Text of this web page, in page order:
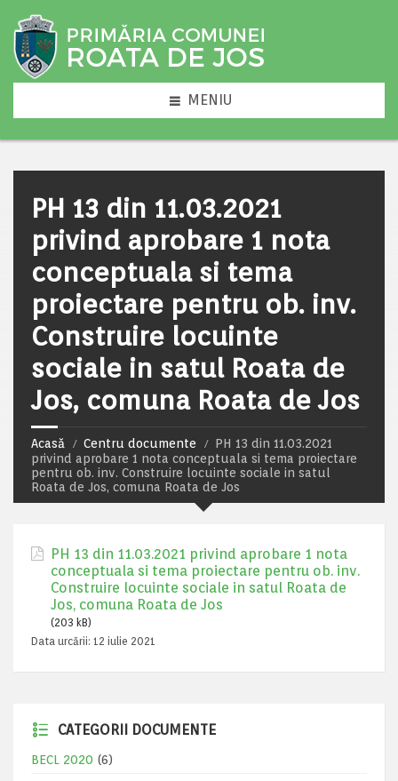
MENIU
PH 13 din 11.03.2021
privind aprobare 1 nota
conceptuala si tema
proiectare pentru ob. inv.
Construire locuinte
sociale in satul Roata de
Jos, comuna Roata de Jos
Acasă Centru documente
PH 13 din 11.03.2021
privind aprobare 1 nota conceptuala si tema proiectare
pentru ob. inv. Construire locuinte sociale in satul
Roata de Jos, comuna Roata de Jos
PH 13 din 11.03.2021 privind aprobare 1 nota
conceptuala si tema proiectare pentru ob. inv.
Construire locuinte sociale in satul Roata de
Jos, comuna Roata de Jos
(203 kB)
Data urcării: 12 iulie 2021
CATEGORII DOCUMENTE
BECL 2020 (6)